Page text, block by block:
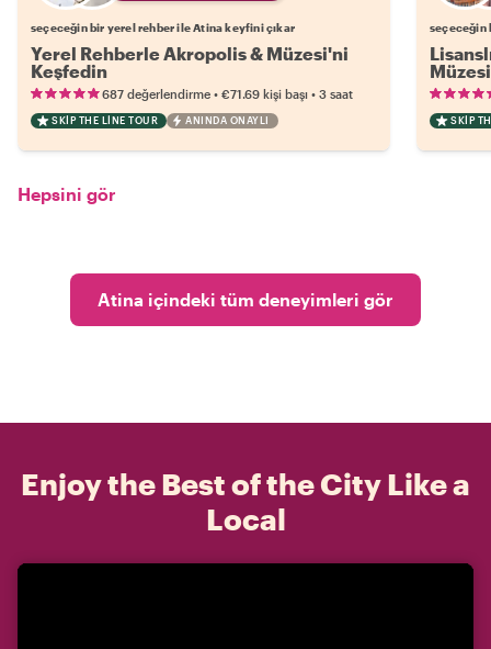
seçeceğin bir yerel rehber ile Atina keyfini çıkar
Yerel Rehberle Akropolis & Müzesi'ni
Keşfedin
687 değerlendirme • €71.69 kişi başı • 3 saat
SKIP THE LINE TOUR ANINDA ONAYLI
seçeceğin
SKIP
Hepsini gör
Atina içindeki tüm deneyimleri gör
Enjoy the Best of the City Like a
Local